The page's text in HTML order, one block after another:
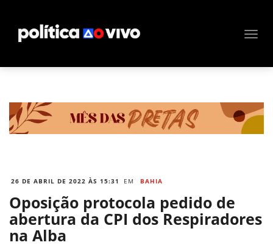
26 DE ABRIL DE 2022 ÀS 15:31 EM BAHIA
Oposição protocola pedido de
abertura da CPI dos Respiradores
na Alba